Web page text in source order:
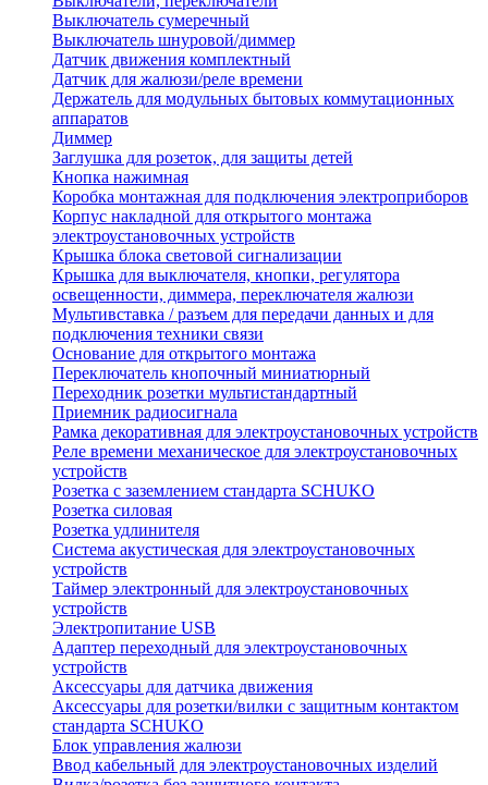
Выключатель сумеречный
Выключатель шнуровой/диммер
Датчик движения комплектный
Датчик для жалюзи/реле времени
Держатель для модульных бытовых коммутационных
аппаратов
Диммер
Заглушка для розеток, для защиты детей
Кнопка нажимная
Коробка монтажная для подключения электроприборов
Корпус накладной для открытого монтажа
электроустановочных устройств
Крышка блока световой сигнализации
Крышка для выключателя, кнопки, регулятора
освещенности, диммера, переключателя жалюзи
Мультивставка / разъем для передачи данных и для
подключения техники связи
Основание для открытого монтажа
Переключатель кнопочный миниатюрный
Переходник розетки мультистандартный
Приемник радиосигнала
Рамка декоративная для электроустановочных устройств
Реле времени механическое для электроустановочных
устройств
Розетка с заземлением стандарта SCHUKO
Розетка силовая
Розетка удлинителя
Система акустическая для электроустановочных
устройств
Таймер электронный для электроустановочных
устройств
Электропитание USB
Адаптер переходный для электроустановочных
устройств
Аксессуары для датчика движения
Аксессуары для розетки/вилки с защитным контактом
стандарта SCHUKO
Блок управления жалюзи
Ввод кабельный для электроустановочных изделий